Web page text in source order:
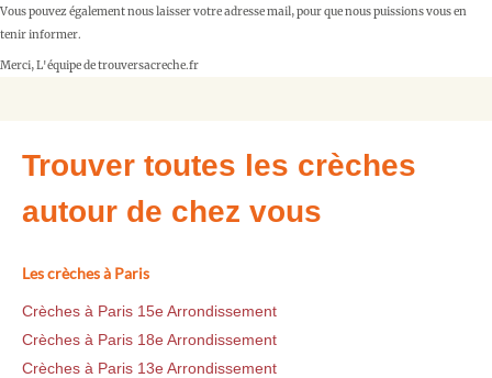
Vous pouvez également nous laisser votre adresse mail, pour que nous puissions vous en
tenir informer.
Merci, L'équipe de trouversacreche.fr
Trouver toutes les crèches
autour de chez vous
Les crèches à Paris
Crèches à Paris 15e Arrondissement
Crèches à Paris 18e Arrondissement
Crèches à Paris 13e Arrondissement